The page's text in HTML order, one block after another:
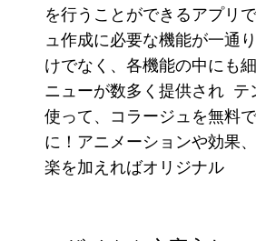
を行うことができるアプリ
ュ作成に必要な機能が一通
けでなく、各機能の中にも
ニューが数多く提供され テ
使って、コラージュを無料
に！アニメーションや効果
楽を加えればオリジナル